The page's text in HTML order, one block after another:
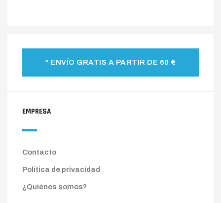
* ENVÍO GRATIS A PARTIR DE 60 €
EMPRESA
Contacto
Política de privacidad
¿Quiénes somos?